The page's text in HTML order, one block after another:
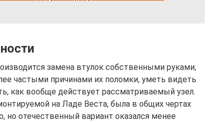
замена втулок собственными руками,
частыми причинами их поломки, уметь видеть
как вообще действует рассматриваемый узел.
на Ладе Веста, была в общих чертах
но отечественный вариант оказался менее